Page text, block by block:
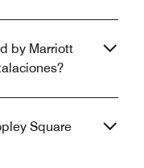
by Marriott
Square